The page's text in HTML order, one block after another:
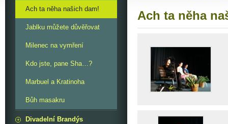
Ach ta něha
Ach ta něha našich dam!
Jablku můžete důvěřovat
Milenec na vymření
Kdo jste, pane Sha…?
Marbuel a Kratinoha
Bůh masakru
Divadelní Brandýs